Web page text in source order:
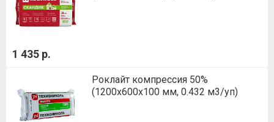
1 435 р.
Роклайт компрессия 50%
(1200х600х100 мм, 0.432 м3/уп)